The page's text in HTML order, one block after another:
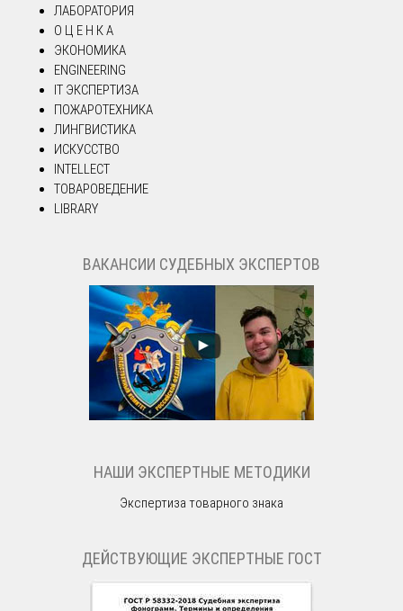
ЛАБОРАТОРИЯ
О Ц Е Н К А
ЭКОНОМИКА
ENGINEERING
IT ЭКСПЕРТИЗА
ПОЖАРОТЕХНИКА
ЛИНГВИСТИКА
ИСКУССТВО
INTELLECT
ТОВАРОВЕДЕНИЕ
LIBRARY
ВАКАНСИИ СУДЕБНЫХ ЭКСПЕРТОВ
НАШИ ЭКСПЕРТНЫЕ МЕТОДИКИ
Экспертиза товарного знака
ДЕЙСТВУЮЩИЕ ЭКСПЕРТНЫЕ ГОСТ